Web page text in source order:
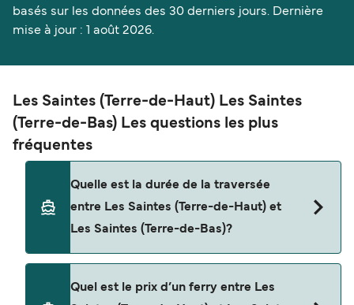
basés sur les données des 30 derniers jours. Dernière
mise à jour : 1 août 2026.
Les Saintes (Terre-de-Haut) Les Saintes
(Terre-de-Bas) Les questions les plus
fréquentes
Quelle est la durée de la traversée
entre Les Saintes (Terre-de-Haut) et
Les Saintes (Terre-de-Bas)?
Quel est le prix d’un ferry entre Les